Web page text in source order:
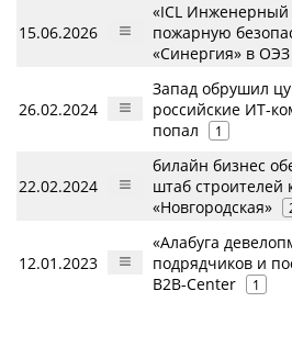
15.06.2026
«ICL Инженерный
пожарную
«Синергия» в ОЭЗ
26.02.2024
Запад обрушил
российские ИТ-
попал
1
22.02.2024
билайн бизнес
штаб строителей
«Новгородская»
12.01.2023
«Алабуга
подрядчиков и
B2B-Center
1